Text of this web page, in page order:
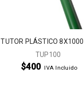
TUTOR PLÁSTICO
TUP100
$400 IVA Incluido